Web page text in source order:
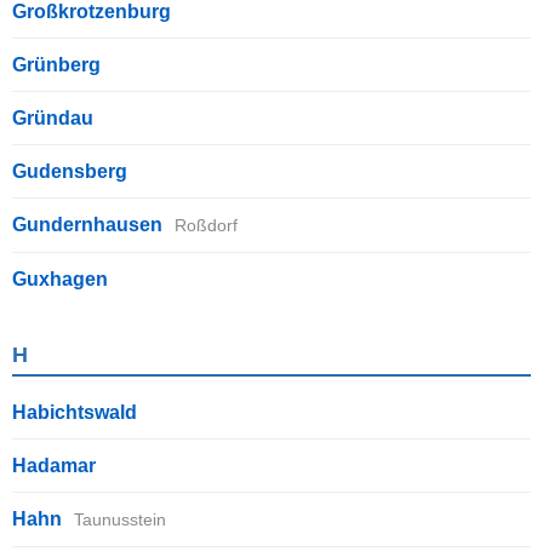
Großkrotzenburg
Grünberg
Gründau
Gudensberg
Gundernhausen Roßdorf
Guxhagen
H
Habichtswald
Hadamar
Hahn Taunusstein